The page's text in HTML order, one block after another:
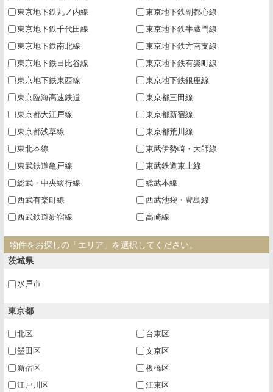
東京地下鉄丸ノ内線
東京地下鉄副都心線
東京地下鉄千代田線
東京地下鉄半蔵門線
東京地下鉄南北線
東京地下鉄方南支線
東京地下鉄日比谷線
東京地下鉄有楽町線
東京地下鉄東西線
東京地下鉄銀座線
東京臨海高速鉄道
東京都三田線
東京都大江戸線
東京都新宿線
東京都浅草線
東京都荒川線
東北本線
東武伊勢崎・大師線
東武鉄道亀戸線
東武鉄道東上線
総武・中央緩行線
総武本線
西武有楽町線
西武池袋・豊島線
西武鉄道新宿線
高崎線
物件をお探しの「エリア」を選択してください。
茨城県
水戸市
東京都
北区
台東区
墨田区
文京区
新宿区
板橋区
江戸川区
江東区